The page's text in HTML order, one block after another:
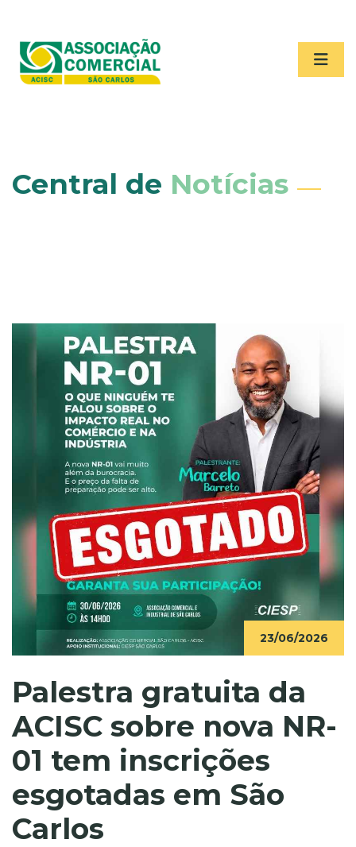
Central de Notícias
23/06/2026
Palestra gratuita da
ACISC sobre nova NR-
01 tem inscrições
esgotadas em São
Carlos